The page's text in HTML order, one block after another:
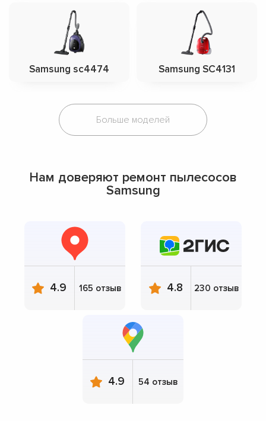
Samsung sc4474 Samsung SC4131
Больше моделей
Нам доверяют ремонт пылесосов
Samsung
4.9 165 отзыв 4.8 230 отзыв
4.9 54 отзыв